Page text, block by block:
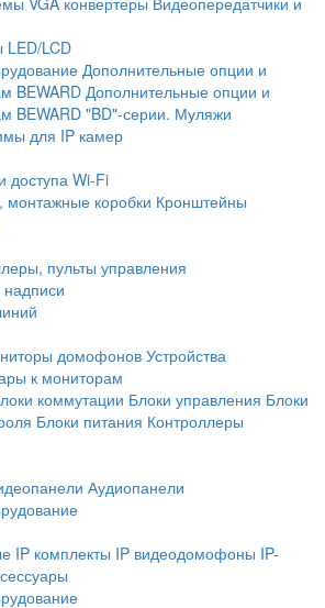
LCD
Дополнительные опции и
BEWARD Дополнительные опции и
BEWARD "BD"-серии. Муляжи
для IP камер
доступа Wi-Fi
монтажные коробки Кронштейны
пульты управления
домофоновУстройства
к мониторам
коммутации Блоки управления Блоки
Блоки питания Контроллеры
Аудиопанели
IP комплекты IP видеодомофоны IP-